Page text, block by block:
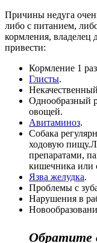
Причины недуга
либо с питанием,
кормления, владелец
привести:
Кормление 1
Глисты.
Однообразный
овощей.
Авитаминоз.
Собака
ходовую
препаратами,
кишечника или
Язва желудка.
Проблемы с
Нарушения в
Обратите